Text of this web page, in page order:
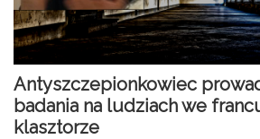
Antyszczepionkowiec
badania na ludziach we
klasztorze